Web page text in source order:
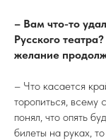
– Вам что-то
Русского
желание
– Что касается
торопиться, всему
понял, что опять
билеты на руках,